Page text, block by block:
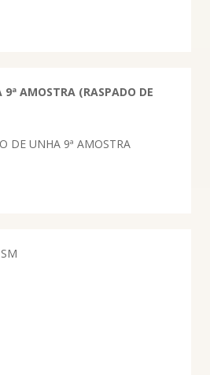
9ª AMOSTRA (RASPADO DE
DE UNHA 9ª AMOSTRA
SM